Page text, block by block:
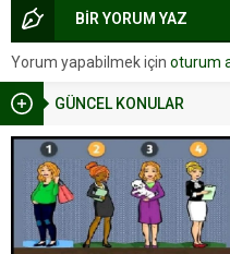
GÜNCEL KONULAR
BİR YORUM YAZ
Yorum yapabilmek için oturum